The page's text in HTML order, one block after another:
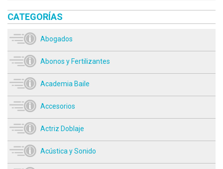
CATEGORÍAS
Abogados
Abonos y Fertilizantes
Academia Baile
Accesorios
Actriz Doblaje
Acústica y Sonido